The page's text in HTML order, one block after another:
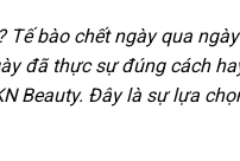
bào chết ngày qua
đã thực sự đúng cách
Beauty. Đây là sự lựa